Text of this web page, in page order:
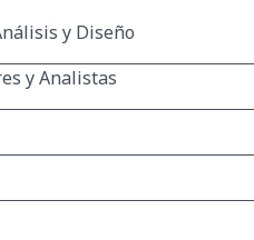
y Diseño
y Analistas